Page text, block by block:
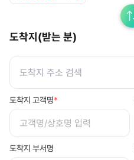
도착지(받는 분)
도착지 고객명*
도착지 부서명